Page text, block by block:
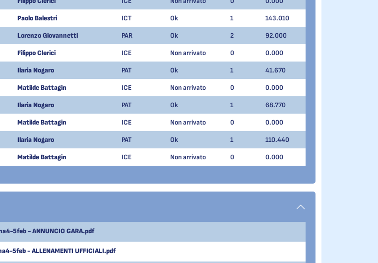
Paolo Balestri ICT Ok 1 143.010
Lorenzo Giovannetti PAR Ok 2 92.000
Filippo Clerici ICE Non arrivato 0 0.000
Ilaria Nogaro PAT Ok 1 41.670
Matilde Battagin ICE Non arrivato 0 0.000
Ilaria Nogaro PAT Ok 1 68.770
Matilde Battagin ICE Non arrivato 0 0.000
Ilaria Nogaro PAT Ok 1 110.440
Matilde Battagin ICE Non arrivato 0 0.000
5feb - ANNUNCIO GARA.pdf
5feb - ALLENAMENTI UFFICIALI.pdf